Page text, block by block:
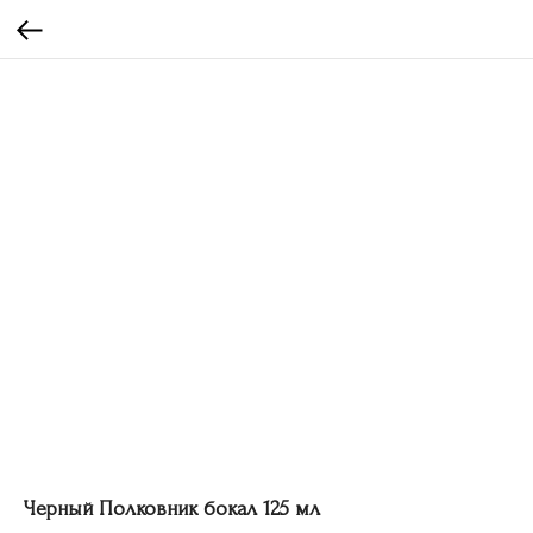
Черный Полковник бокал 125 мл